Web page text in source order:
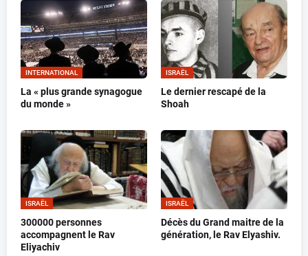
INTERNATIONAL
La « plus grande synagogue
du monde »
ISRAËL
Le dernier rescapé de la
Shoah
ISRAËL
300000 personnes
accompagnent le Rav
Eliyachiv
ISRAËL
Décès du Grand maitre de la
génération, le Rav Elyashiv.